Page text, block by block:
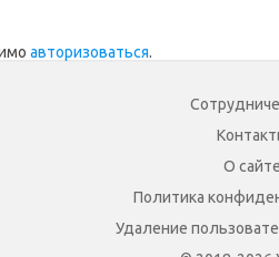
авторизоваться.
О сайте
Политика
Удаление